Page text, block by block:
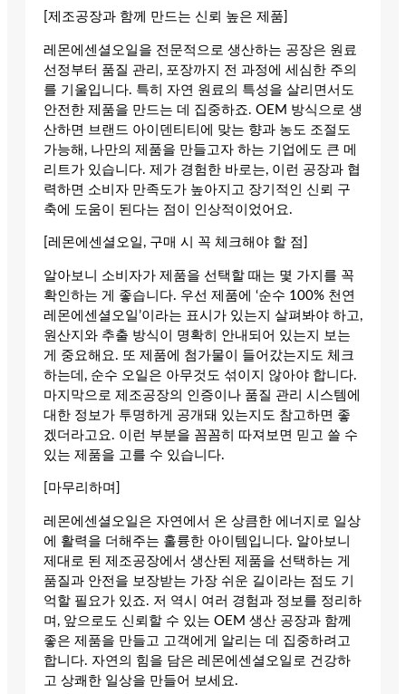
[제조공장과 함께 만드는 신뢰 높은 제품]
레몬에센셜오일을 전문적으로 생산하는 공장은 원료
선정부터 품질 관리, 포장까지 전 과정에 세심한 주의
를 기울입니다. 특히 자연 원료의 특성을 살리면서도
안전한 제품을 만드는 데 집중하죠. OEM 방식으로 생
산하면 브랜드 아이덴티티에 맞는 향과 농도 조절도
가능해, 나만의 제품을 만들고자 하는 기업에도 큰 메
리트가 있습니다. 제가 경험한 바로는, 이런 공장과 협
력하면 소비자 만족도가 높아지고 장기적인 신뢰 구
축에 도움이 된다는 점이 인상적이었어요.
[레몬에센셜오일, 구매 시 꼭 체크해야 할 점]
알아보니 소비자가 제품을 선택할 때는 몇 가지를 꼭
확인하는 게 좋습니다. 우선 제품에 ‘순수 100% 천연
레몬에센셜오일’이라는 표시가 있는지 살펴봐야 하고,
원산지와 추출 방식이 명확히 안내되어 있는지 보는
게 중요해요. 또 제품에 첨가물이 들어갔는지도 체크
하는데, 순수 오일은 아무것도 섞이지 않아야 합니다.
마지막으로 제조공장의 인증이나 품질 관리 시스템에
대한 정보가 투명하게 공개돼 있는지도 참고하면 좋
겠더라고요. 이런 부분을 꼼꼼히 따져보면 믿고 쓸 수
있는 제품을 고를 수 있습니다.
[마무리하며]
레몬에센셜오일은 자연에서 온 상큼한 에너지로 일상
에 활력을 더해주는 훌륭한 아이템입니다. 알아보니
제대로 된 제조공장에서 생산된 제품을 선택하는 게
품질과 안전을 보장받는 가장 쉬운 길이라는 점도 기
억할 필요가 있죠. 저 역시 여러 경험과 정보를 정리하
며, 앞으로도 신뢰할 수 있는 OEM 생산 공장과 함께
좋은 제품을 만들고 고객에게 알리는 데 집중하려고
합니다. 자연의 힘을 담은 레몬에센셜오일로 건강하
고 상쾌한 일상을 만들어 보세요.